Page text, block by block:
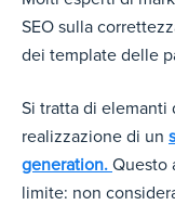
SEO sulla
dei template delle
Si tratta di elemanti
realizzazione di un
generation. Questo
limite: non